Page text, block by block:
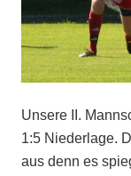
Unsere II.
1:5 Niederlage.
aus denn es